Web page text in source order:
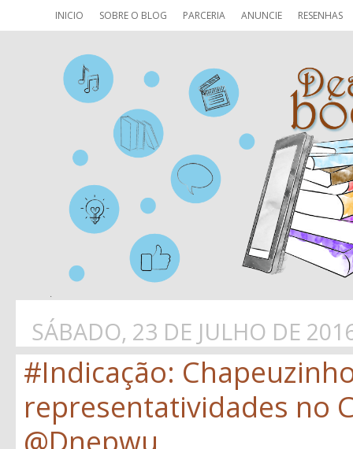
INICIO SOBRE O BLOG PARCERIA ANUNCIE RESENHAS
SÁBADO, 23 DE JULHO DE
#Indicação:
representatividades no
@Dnepwu